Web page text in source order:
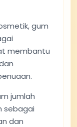
gum
membantu
jumlah
sebagai
dan